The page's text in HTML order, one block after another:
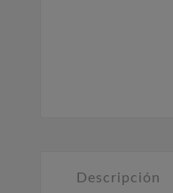
Descripción